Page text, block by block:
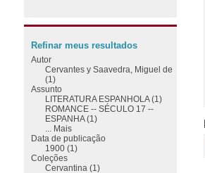
Refinar meus resultados
Autor
Cervantes y Saavedra, Miguel de
(1)
Assunto
LITERATURA ESPANHOLA (1)
ROMANCE -- SÉCULO 17 --
ESPANHA (1)
... Mais
Data de publicação
1900 (1)
Coleções
Cervantina (1)